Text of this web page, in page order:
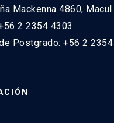
Mackenna 4860,
2 2354 4303
Postgrado: +56 2